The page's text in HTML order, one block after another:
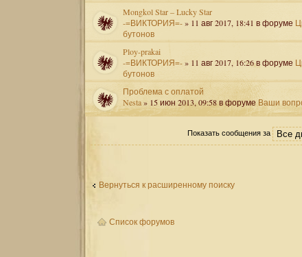
Mongkol Star – Lucky Star
-=ВИКТОРИЯ=-» 11 авг 2017, 18:41 в форуме
бутонов
Ploy-prakai
-=ВИКТОРИЯ=-» 11 авг 2017, 16:26 в форуме
бутонов
Проблема с оплатой
Nesta» 15 июн 2013, 09:58 в форуме Ваши
Показать сообщения за
Вернуться к расширенному поиску
Список форумов